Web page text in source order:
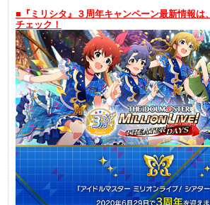
■ 『 ミリシタ』 ３周年キャンペーン最新情報は、
チェック！